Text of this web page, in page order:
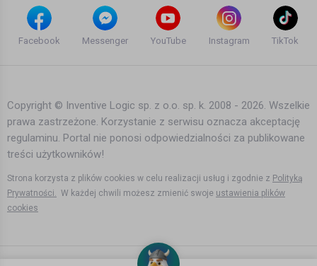
Sąsiedzkie wojny w Norwegii - jak jest
naprawdę
A w Norwegii jeszcze wyższe
emerytury
Filmy instruktażowe
Bartek Karpowski
2 lata temu
•
Facebook Messenger YouTube Instagram TikTok
Copyright © Inventive Logic sp. z o.o. sp. k. 2008 - 2026. Wszelkie
prawa zastrzeżone. Korzystanie z serwisu oznacza akceptację
regulaminu. Portal nie ponosi odpowiedzialności za publikowane
treści użytkowników!
Strona korzysta z plików cookies w celu realizacji usług i zgodnie z Polityką
Prywatności. W każdej chwili możesz zmienić swoje ustawienia plików
cookies